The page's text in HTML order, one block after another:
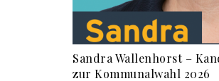
Sandra Wallenhorst –
zur Kommunalwahl 2026